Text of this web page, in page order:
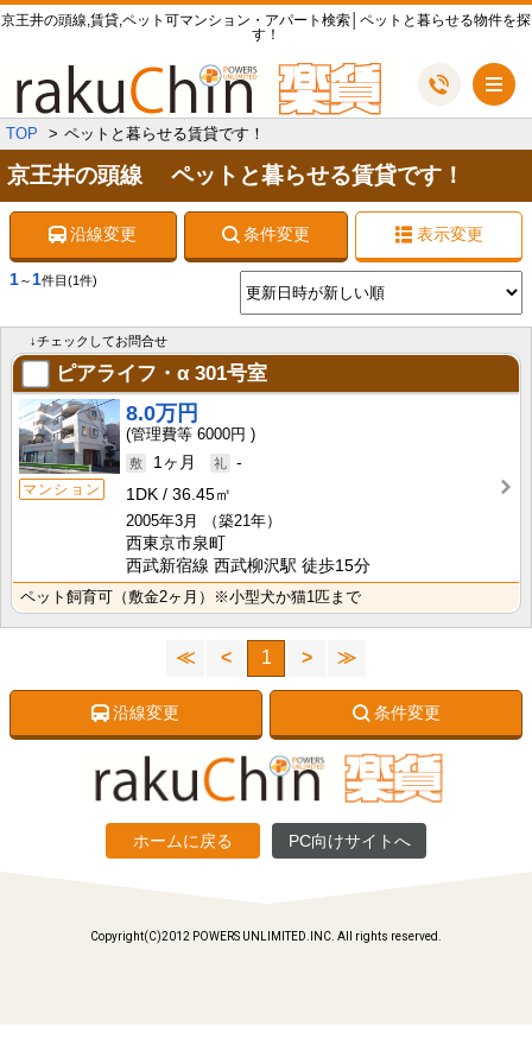
京王井の頭線,賃貸,ペット可マンション・アパート検索│ペットと暮らせる物件を探
す！
TOP ペットと暮らせる賃貸です！
京王井の頭線 ペットと暮らせる賃貸です！
沿線変更 条件変更 表示変更
1～1件目 (1件)
↓チェックしてお問合せ
ピアライフ・α 301号室
マンション
8.0万円
6000円
1ヶ月
-
1DK
36.45㎡
2005年3月
（築21年）
西東京市泉町
西武新宿線 西武柳沢駅 徒歩15分
ペット飼育可（敷金2ヶ月）※小型犬か猫1匹まで
≪ < 1 > ≫
沿線変更 条件変更
ホームに戻る PC向けサイトへ
Copyright(C)2012 POWERS UNLIMITED.INC. All rights reserved.